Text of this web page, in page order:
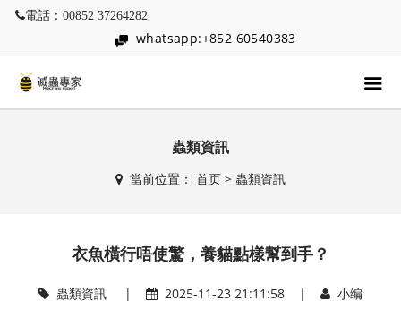
電話：00852 37264282
whatsapp:+852 60540383
蟲類資訊
當前位置： 首页> 蟲類資訊
衣魚橫行唔使驚，養貓點樣幫到手？
蟲類資訊| 2025-11-23 21:11:58 | 小编